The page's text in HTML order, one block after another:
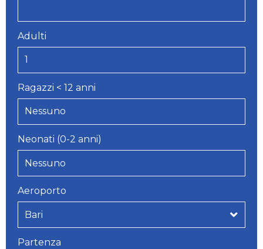
Adulti
Ragazzi < 12 anni
Neonati (0-2 anni)
Aeroporto
Partenza